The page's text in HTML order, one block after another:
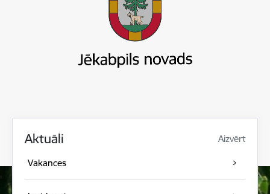
Aktuāli Aizvērt
Vakances